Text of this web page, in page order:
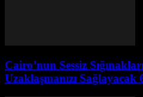
Cairo’nun Sessiz
Uzaklaşmanızı